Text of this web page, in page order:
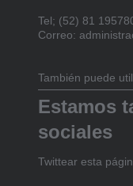
Tel; (52) 81
Correo:
También puede
Estamos
sociales
Twittear esta